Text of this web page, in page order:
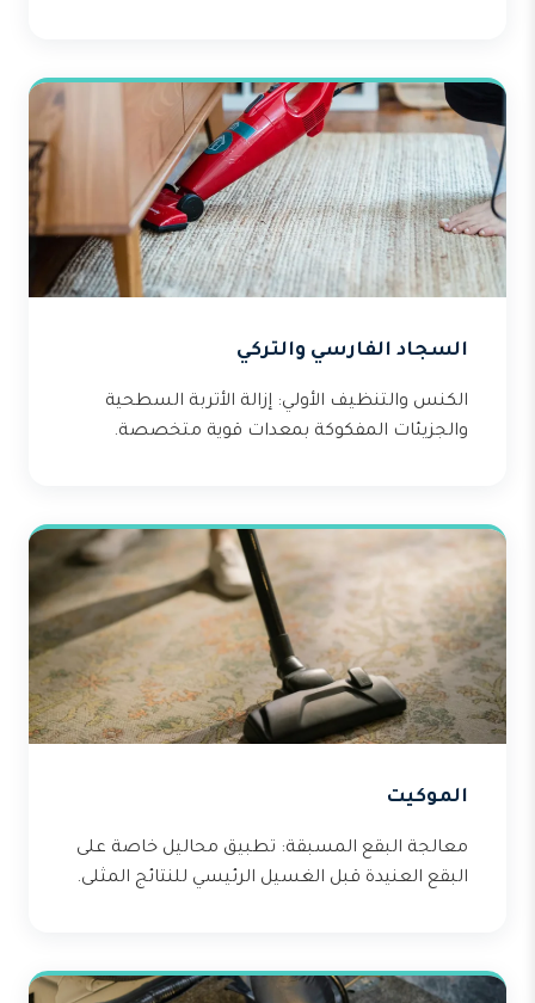
السجاد الفارسي والتركي
الكنس والتنظيف الأولي: إزالة الأتربة السطحية
والجزيئات المفكوكة بمعدات قوية متخصصة.
الموكيت
معالجة البقع المسبقة: تطبيق محاليل خاصة على
البقع العنيدة قبل الغسيل الرئيسي للنتائج المثلى.